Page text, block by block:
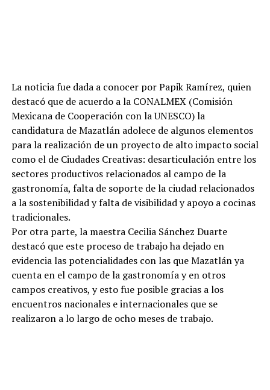
La noticia fue dada a conocer por Papik Ramírez, quien
destacó que de acuerdo a la CONALMEX (Comisión
Mexicana de Cooperación con la UNESCO) la
candidatura de Mazatlán adolece de algunos elementos
para la realización de un proyecto de alto impacto social
como el de Ciudades Creativas: desarticulación entre los
sectores productivos relacionados al campo de la
gastronomía, falta de soporte de la ciudad relacionados
a la sostenibilidad y falta de visibilidad y apoyo a cocinas
tradicionales.
Por otra parte, la maestra Cecilia Sánchez Duarte
destacó que este proceso de trabajo ha dejado en
evidencia las potencialidades con las que Mazatlán ya
cuenta en el campo de la gastronomía y en otros
campos creativos, y esto fue posible gracias a los
encuentros nacionales e internacionales que se
realizaron a lo largo de ocho meses de trabajo.